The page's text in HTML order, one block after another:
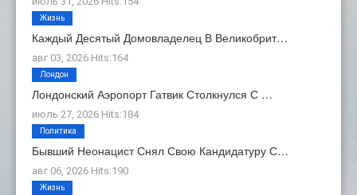
Каждый Десятый Домовладелец В Великобрит…
авг 03, 2026 Hits:164
Жизнь
Лондонский Аэропорт Гатвик Столкнулся С …
июль 27, 2026 Hits:184
Лондон
Бывший Неонацист Снял Свою Кандидатуру С…
авг 06, 2026 Hits:190
Политика
Жизнь